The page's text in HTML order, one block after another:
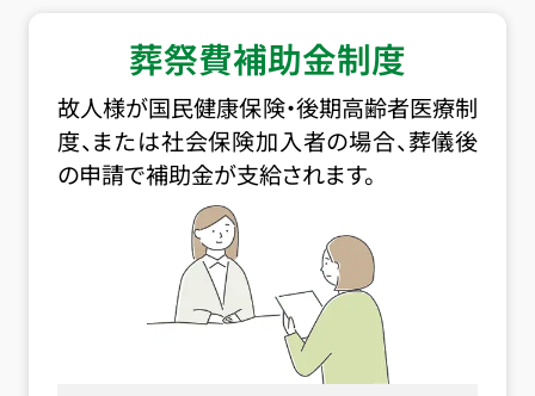
葬祭費補助金制度
故人様が国民健康保険・後期高齢者医療制
度、または社会保険加入者の場合、葬儀後
の申請で補助金が支給されます。